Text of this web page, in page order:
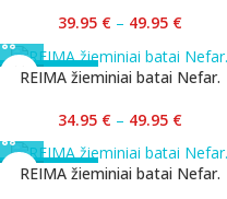
39.95 € – 49.95 €
-30%
REIMA žieminiai batai Nefar.
34.95 € – 49.95 €
-40%
REIMA žieminiai batai Nefar.